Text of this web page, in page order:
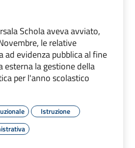
Schola aveva avviato,
le relative
ad evidenza pubblica al fine
esterna la gestione della
per l'anno scolastico
Istruzione